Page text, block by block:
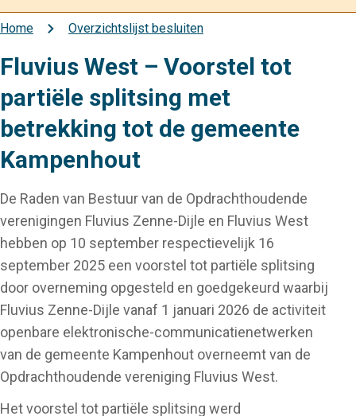
Kruimelpad
Home Overzichtslijst besluiten
Fluvius West – Voorstel tot
partiële splitsing met
betrekking tot de gemeente
Kampenhout
De Raden van Bestuur van de Opdrachthoudende
verenigingen Fluvius Zenne-Dijle en Fluvius West
hebben op 10 september respectievelijk 16
september 2025 een voorstel tot partiële splitsing
door overneming opgesteld en goedgekeurd waarbij
Fluvius Zenne-Dijle vanaf 1 januari 2026 de activiteit
openbare elektronische-communicatienetwerken
van de gemeente Kampenhout overneemt van de
Opdrachthoudende vereniging Fluvius West.
Het voorstel tot partiële splitsing werd